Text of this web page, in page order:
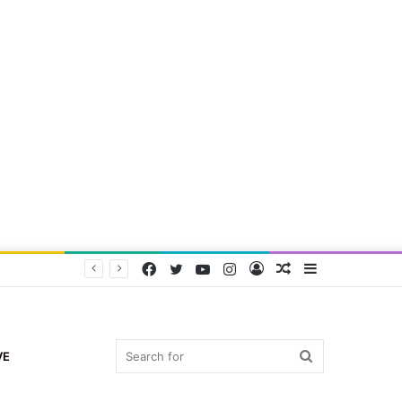
Random
Log
Instagram
YouTube
Twitter
Facebook